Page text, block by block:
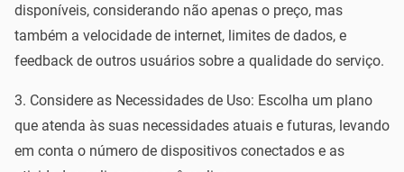
disponíveis, considerando não apenas o preço, mas
também a velocidade de internet, limites de dados, e
feedback de outros usuários sobre a qualidade do serviço.
Considere as Necessidades de Uso: Escolha um plano
que atenda às suas necessidades atuais e futuras, levando
em conta o número de dispositivos conectados e as